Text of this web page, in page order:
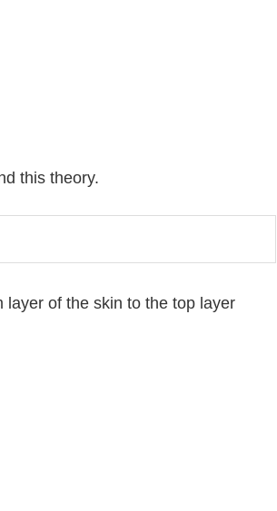
this theory.
layer of the skin to the top layer